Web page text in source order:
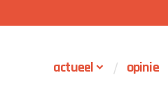
actueel opinie